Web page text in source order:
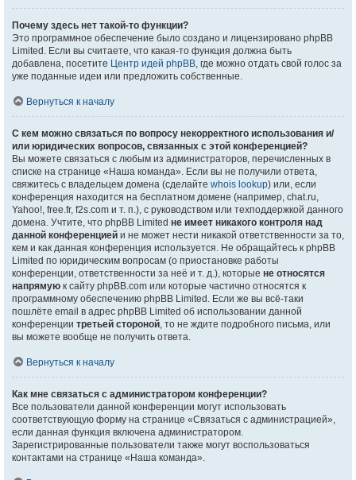
Почему здесь нет такой-то функции?
Это программное обеспечение было создано и лицензировано phpBB
Limited. Если вы считаете, что какая-то функция должна быть
добавлена, посетите Центр идей phpBB, где можно отдать свой голос за
уже поданные идеи или предложить собственные.
Вернуться к началу
С кем можно связаться по вопросу некорректного использования и/
или юридических вопросов, связанных с этой конференцией?
Вы можете связаться с любым из администраторов, перечисленных в
списке на странице «Наша команда». Если вы не получили ответа,
свяжитесь с владельцем домена (сделайте whois lookup) или, если
конференция находится на бесплатном домене (например, chat.ru,
Yahoo!, free.fr, f2s.com и т. п.), с руководством или техподдержкой данного
домена. Учтите, что phpBB Limited не имеет никакого контроля над
данной конференцией и не может нести никакой ответственности за то,
кем и как данная конференция используется. Не обращайтесь к phpBB
Limited по юридическим вопросам (о приостановке работы
конференции, ответственности за неё и т. д.), которые не относятся
напрямую к сайту phpBB.com или которые частично относятся к
программному обеспечению phpBB Limited. Если же вы всё-таки
пошлёте email в адрес phpBB Limited об использовании данной
конференции третьей стороной, то не ждите подробного письма, или
вы можете вообще не получить ответа.
Вернуться к началу
Как мне связаться с администратором конференции?
Все пользователи данной конференции могут использовать
соответствующую форму на странице «Связаться с администрацией»,
если данная функция включена администратором.
Зарегистрированные пользователи также могут воспользоваться
контактами на странице «Наша команда».